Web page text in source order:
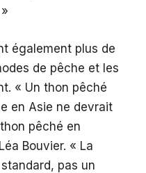
également plus de
de pêche et les
« Un thon pêché
en Asie ne devrait
pêché en
Bouvier. « La
pas un